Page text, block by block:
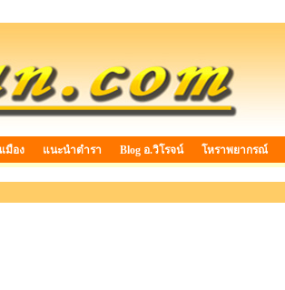
มือง แนะนำตำรา Blog อ.วิโรจน์ โหราพยากรณ์